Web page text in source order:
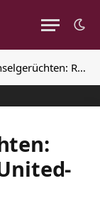
fehlt beim United-Training